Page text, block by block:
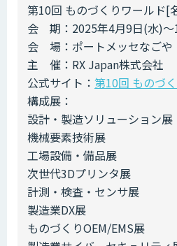
第10回 ものづくりワールド[
会 期：2025年4月9日(水)～
会 場：ポートメッセなごや
主 催：RX Japan株式会社
公式サイト： 第10回 ものづ
構成展：
設計・製造ソリューション展
機械要素技術展
工場設備・備品展
次世代3Dプリンタ展
計測・検査・センサ展
製造業DX展
ものづくりOEM/EMS展